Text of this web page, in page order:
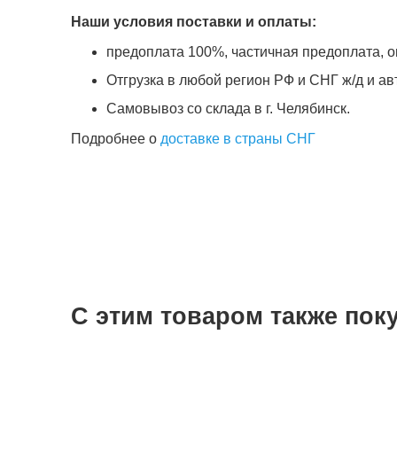
Наши условия поставки и оплаты:
предоплата 100%, частичная предоплата,
Отгрузка в любой регион РФ и СНГ ж/д и
Самовывоз со склада в г. Челябинск.
Подробнее о доставке в страны СНГ
С этим товаром также